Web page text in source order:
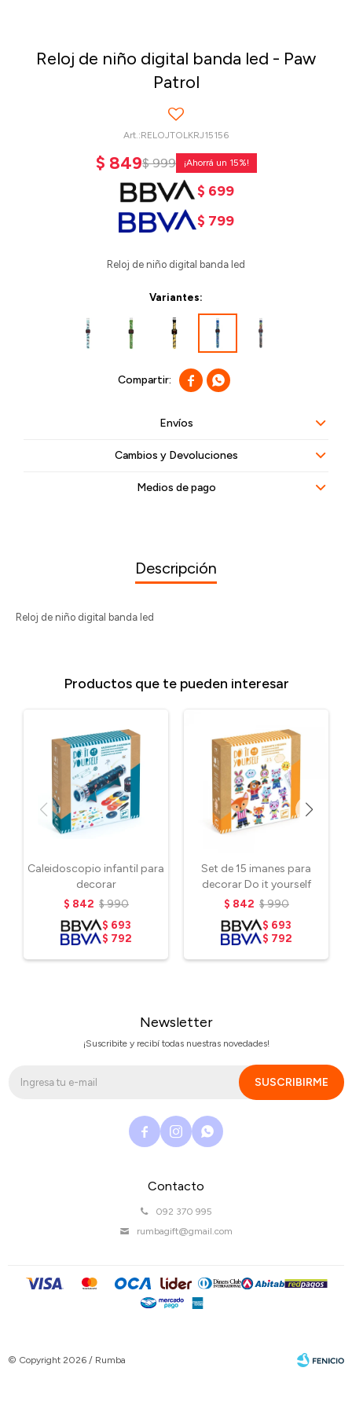
Reloj de niño digital banda led - Paw
Patrol
RELOJTOLKRJ15156
$ 849$ 999 15
$ 699
$ 799
Reloj de niño digital banda led
Variantes:
 
Envíos
Cambios y Devoluciones
Medios de pago
Descripción
Reloj de niño digital banda led
Productos que te pueden interesar
Caleidoscopio infantil para
decorar
$ 842 $990
$ 693
$ 792
Set de 15 imanes para
decorar Do it yourself
$ 842 $990
$ 693
$ 792
Contacto
092 370 995
rumbagift@gmail.com
Newsletter
¡Suscribite y recibí todas nuestras novedades!
SUSCRIBIRME
  
© Copyright 2026 / Rumba